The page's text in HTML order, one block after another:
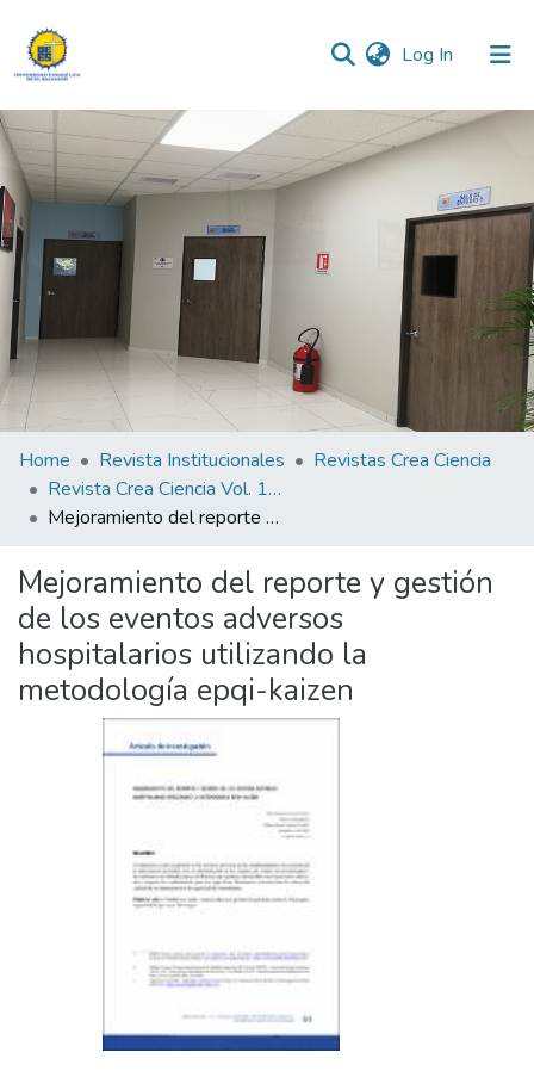
Log In (current)
Communities & Collections
All of DSpace
Statistics
Home Revista Institucionales
Revistas Crea Ciencia
Revista Crea Ciencia Vol. 13 N° 2
Mejoramiento del reporte y gestión de los eventos adversos hospitalarios utilizando la metodología epqi-kaizen
Mejoramiento del reporte y gestión
de los eventos adversos
hospitalarios utilizando la
metodología epqi-kaizen